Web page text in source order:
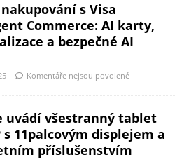
s Visa
Commerce: AI karty,
a bezpečné AI
Komentáře nejsou povolené
uvádí všestranný tablet
s 11palcovým displejem a
příslušenstvím